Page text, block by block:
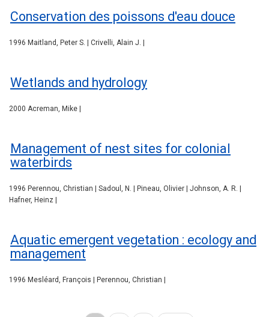
Conservation des poissons d'eau douce
1996 Maitland, Peter S. | Crivelli, Alain J. |
Wetlands and hydrology
2000 Acreman, Mike |
Management of nest sites for colonial
waterbirds
1996 Perennou, Christian | Sadoul, N. | Pineau, Olivier | Johnson, A. R. |
Hafner, Heinz |
Aquatic emergent vegetation : ecology and
management
1996 Mesléard, François | Perennou, Christian |